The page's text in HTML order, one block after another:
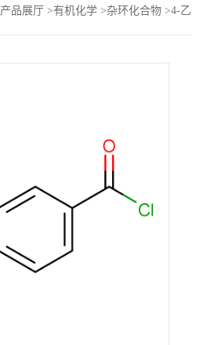
产品展厅 >有机化学 >杂环化合物 >4-乙